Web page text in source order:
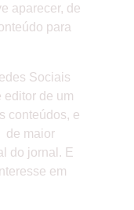
aparecer, de
para
Sociais
editor de um
conteúdos, e
de maior
do jornal. E
em